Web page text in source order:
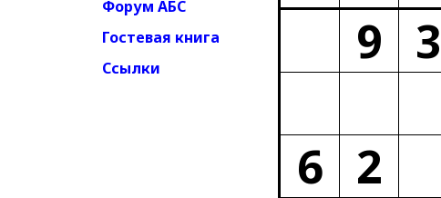
Форум АБС
Гостевая книга
Ссылки
9 3
6 2